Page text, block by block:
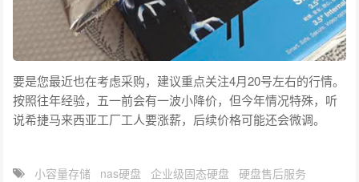
要是您最近也在考虑采购，建议重点关注4月20号左右的行情。
按照往年经验，五一前会有一波小降价，但今年情况特殊，听
说希捷马来西亚工厂工人要涨薪，后续价格可能还会微调。
小容量存储 nas硬盘 企业级固态硬盘
硬盘售后服务